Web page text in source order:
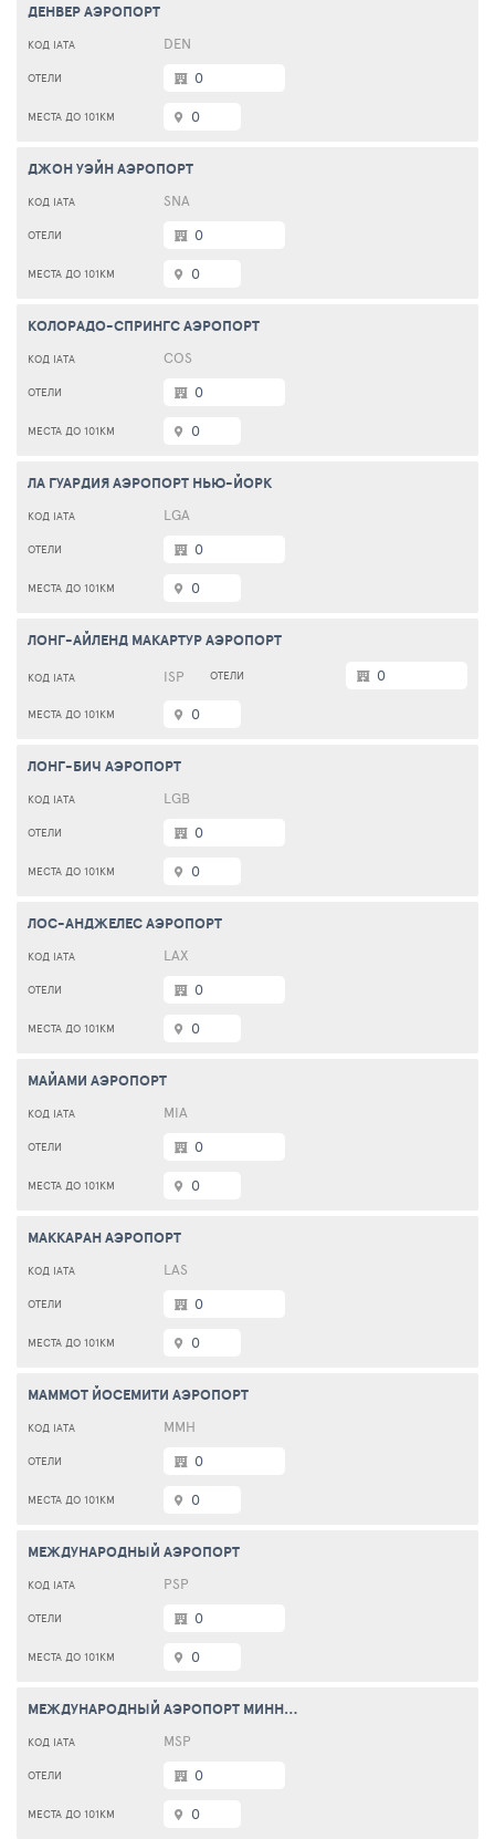
ДЕНВЕР АЭРОПОРТ
DEN
0
0
ДЖОН УЭЙН АЭРОПОРТ
SNA
0
0
КОЛОРАДО-СПРИНГС АЭРОПОРТ
COS
0
0
ЛА ГУАРДИЯ АЭРОПОРТ НЬЮ-ЙОРК
LGA
0
0
ЛОНГ-АЙЛЕНД МАКАРТУР AЭРОПОРТ
ISP
0
0
ЛОНГ-БИЧ АЭРОПОРТ
LGB
0
0
ЛОС-АНДЖЕЛЕС АЭРОПОРТ
LAX
0
0
МАЙАМИ АЭРОПОРТ
MIA
0
0
МАККАРАН АЭРОПОРТ
LAS
0
0
МАММОТ ЙОСЕМИТИ АЭРОПОРТ
MMH
0
0
МЕЖДУНАРОДНЫЙ АЭРОПОРТ
PSP
0
0
МЕЖДУНАРОДНЫЙ АЭРОПОРТ МИННЕАПОЛИССЕНТ-ПОЛ АЭРОПОРТ
MSP
0
0